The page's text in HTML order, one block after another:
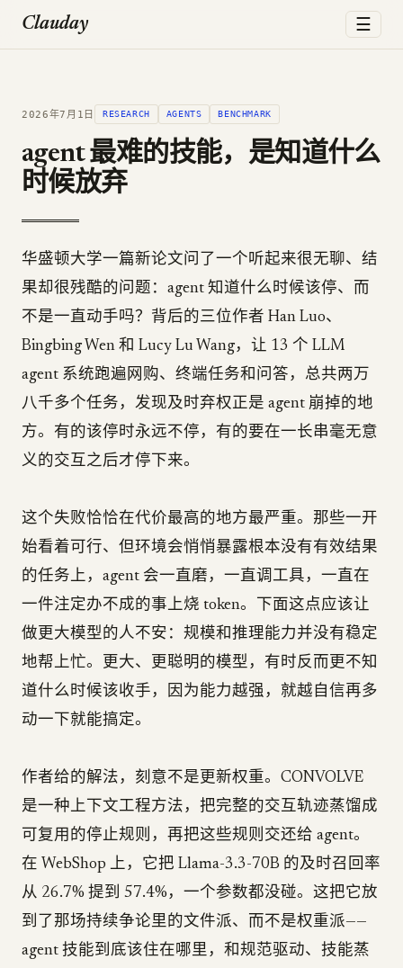
Clauday ☰
2026年7月1日 RESEARCH AGENTS BENCHMARK
agent 最难的技能，是知道什么
时候放弃
华盛顿大学一篇新论文问了一个听起来很无聊、结
果却很残酷的问题：agent 知道什么时候该停、而
不是一直动手吗？背后的三位作者 Han Luo、
Bingbing Wen 和 Lucy Lu Wang，让 13 个 LLM
agent 系统跑遍网购、终端任务和问答，总共两万
八千多个任务，发现及时弃权正是 agent 崩掉的地
方。有的该停时永远不停，有的要在一长串毫无意
义的交互之后才停下来。
这个失败恰恰在代价最高的地方最严重。那些一开
始看着可行、但环境会悄悄暴露根本没有有效结果
的任务上，agent 会一直磨，一直调工具，一直在
一件注定办不成的事上烧 token。下面这点应该让
做更大模型的人不安：规模和推理能力并没有稳定
地帮上忙。更大、更聪明的模型，有时反而更不知
道什么时候该收手，因为能力越强，就越自信再多
动一下就能搞定。
作者给的解法，刻意不是更新权重。CONVOLVE
是一种上下文工程方法，把完整的交互轨迹蒸馏成
可复用的停止规则，再把这些规则交还给 agent。
在 WebShop 上，它把 Llama-3.3-70B 的及时召回率
从 26.7% 提到 57.4%，一个参数都没碰。这把它放
到了那场持续争论里的文件派、而不是权重派——
agent 技能到底该住在哪里，和规范驱动、技能蒸